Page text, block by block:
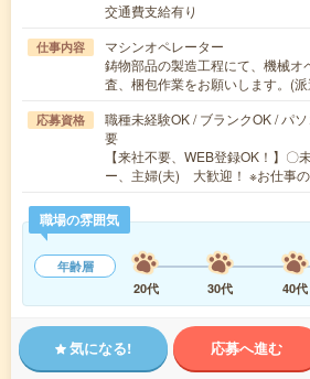
交通費支給有り
仕事内容
マシンオペレーター
鋳物部品の製造工程にて、機械オ
査、梱包作業をお願いします。(
応募資格
職種未経験OK / ブランクOK / パ
要
【来社不要、WEB登録OK！】〇
ー、主婦(夫) 大歓迎！ ※お仕事
職場の雰囲気
年齢層
20代
30代 40代
気になる! 応募へ進む